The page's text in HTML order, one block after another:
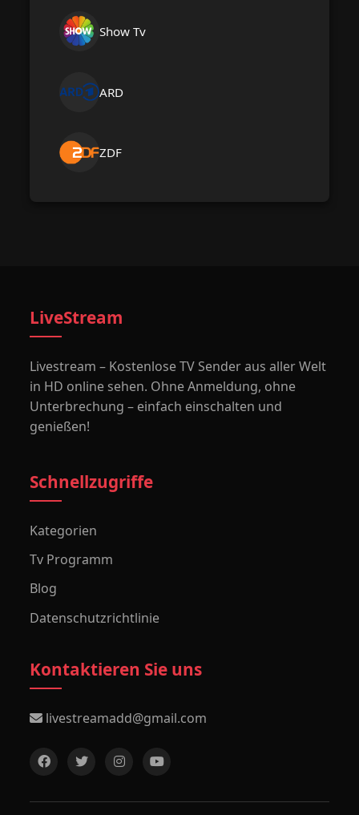
Show Tv
ARD
ZDF
LiveStream
Livestream – Kostenlose TV Sender aus aller Welt
in HD online sehen. Ohne Anmeldung, ohne
Unterbrechung – einfach einschalten und
genießen!
Schnellzugriffe
Kategorien
Tv Programm
Blog
Datenschutzrichtlinie
Kontaktieren Sie uns
livestreamadd@gmail.com